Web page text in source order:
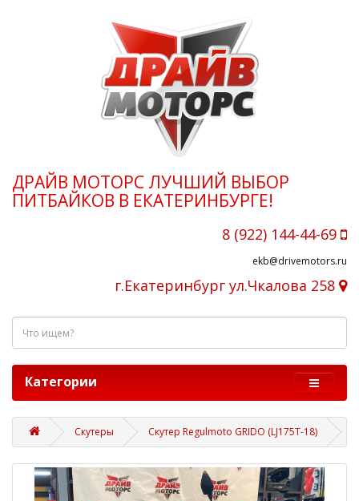
ДРАЙВ МОТОРС ЛУЧШИЙ ВЫБОР
ПИТБАЙКОВ В ЕКАТЕРИНБУРГЕ!
8 (922) 144-44-69
ekb@drivemotors.ru
г.Екатеринбург ул.Чкалова 258
Категории
Скутеры Скутер Regulmoto GRIDO (LJ175T-18)